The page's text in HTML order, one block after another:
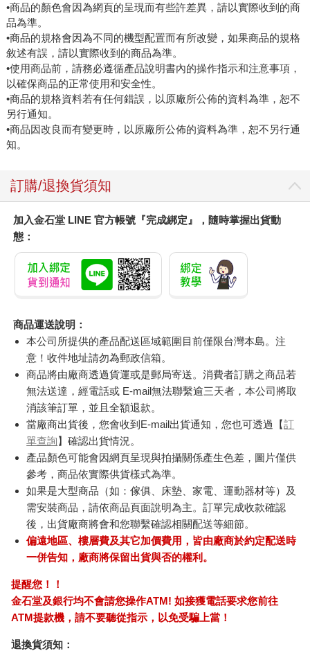
•商品的顏色會因為網頁的呈現而有些許差異，請以實際收到的商
品為準。
•商品的規格會因為不同的機型配置而有所改變，如果商品的規格
敘述有誤，請以實際收到的商品為準。
•使用商品前，請務必遵循產品說明書內的操作指示和注意事項，
以確保商品的正常使用和安全性。
•商品的規格資料若有任何錯誤，以原廠所公佈的資料為準，恕不
另行通知。
•商品因改良而有變更時，以原廠所公佈的資料為準，恕不另行通
知。
訂購/退換貨須知
加入金石堂 LINE 官方帳號『完成綁定』，隨時掌握出貨動
態：
商品運送說明：
本公司所提供的產品配送區域範圍目前僅限台灣本島。注
意！收件地址請勿為郵政信箱。
商品將由廠商透過貨運或是郵局寄送。消費者訂購之商品若
無法送達，經電話或 E-mail無法聯繫逾三天者，本公司將取
消該筆訂單，並且全額退款。
當廠商出貨後，您會收到E-mail出貨通知，您也可透過【訂
單查詢】確認出貨情況。
產品顏色可能會因網頁呈現與拍攝關係產生色差，圖片僅供
參考，商品依實際供貨樣式為準。
如果是大型商品（如：傢俱、床墊、家電、運動器材等）及
需安裝商品，請依商品頁面說明為主。訂單完成收款確認
後，出貨廠商將會和您聯繫確認相關配送等細節。
偏遠地區、樓層費及其它加價費用，皆由廠商於約定配送時
一併告知，廠商將保留出貨與否的權利。
提醒您！！
金石堂及銀行均不會請您操作ATM! 如接獲電話要求您前往
ATM提款機，請不要聽從指示，以免受騙上當！
退換貨須知：